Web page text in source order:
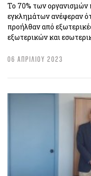
To 70% των
εγκλημάτων ανέφεραν
προήλθαν από
εξωτερικών και
06 ΑΠΡΙΛΙΟΥ 2023